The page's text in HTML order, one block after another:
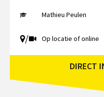
Mathieu Peulen
/ Op locatie of online
DIRECT